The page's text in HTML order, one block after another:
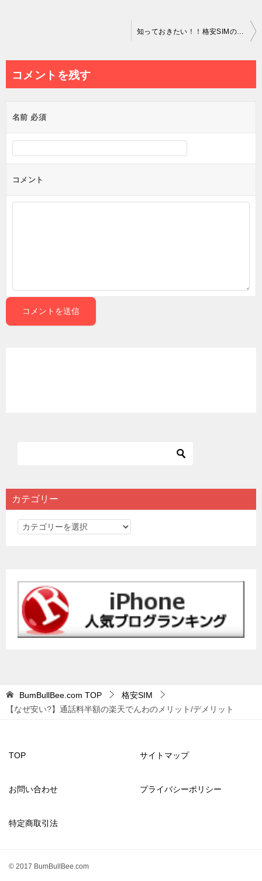
ビ
ー
シ
ョ
ン
コメントを残す
名前 必須
コメント
カテゴリー
カ
ー
BumBullBee.com TOP
格安SIM
【なぜ安い?】通話料半額の楽天でんわのメリット/デメリット
TOP サイトマップ
お問い合わせ プライバシーポリシー
特定商取引法
© 2017 BumBullBee.com